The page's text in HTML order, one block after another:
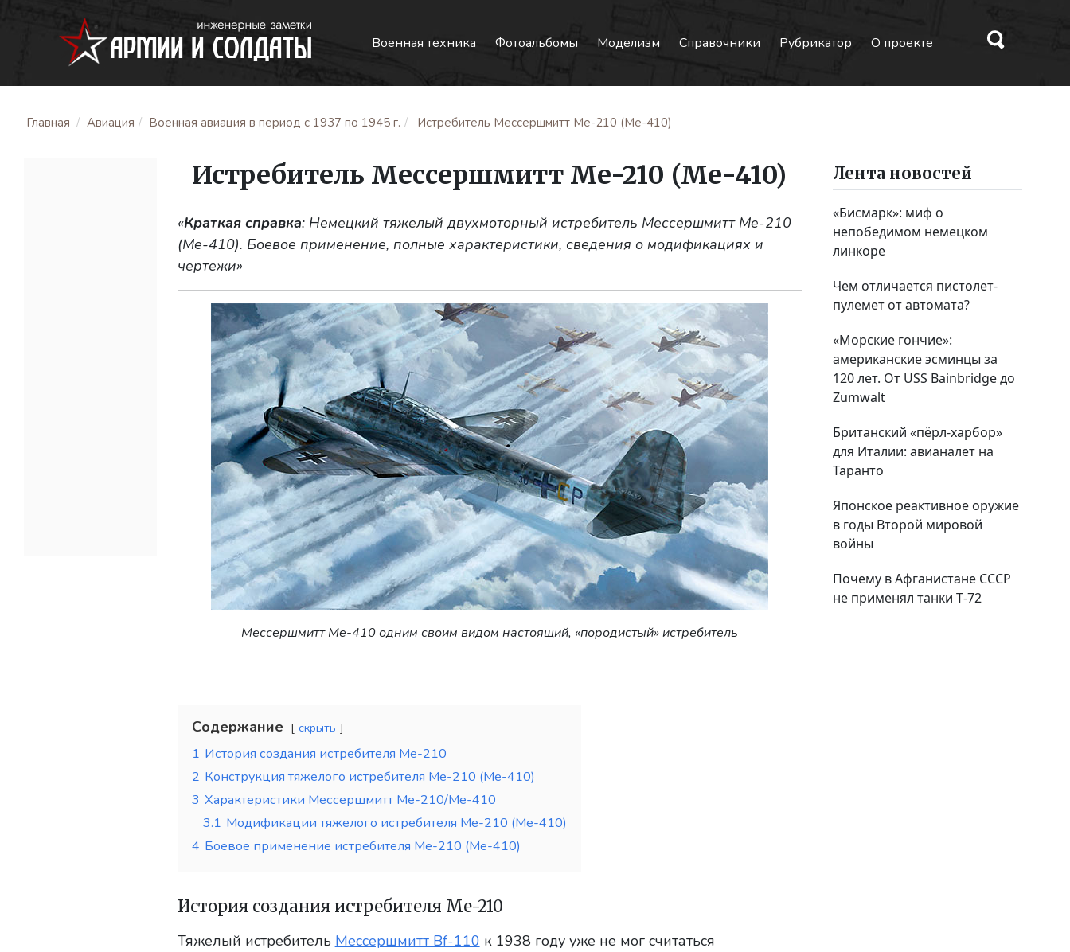
Военная техника Фотоальбомы Моделизм Справочники Рубрикатор О проекте
Главная Авиация Военная авиация в период с 1937 по 1945 г. Истребитель Мессершмитт Me-210 (Me-410)
Истребитель Мессершмитт Me-210 (Me-410)
«Краткая справка: Немецкий тяжелый двухмоторный истребитель Мессершмитт Me-210
(Me-410). Боевое применение, полные характеристики, сведения о модификациях и
чертежи»
Мессершмитт Me-410 одним своим видом настоящий, «породистый» истребитель
Содержание скрыть
1 История создания истребителя Me-210
2 Конструкция тяжелого истребителя Me-210 (Me-410)
3 Характеристики Мессершмитт Me-210/Me-410
3.1 Модификации тяжелого истребителя Me-210 (Me-410)
4 Боевое применение истребителя Me-210 (Me-410)
История создания истребителя Me-210
Тяжелый истребитель Мессершмитт Bf-110 к 1938 году уже не мог считаться
Лента новостей
«Бисмарк»: миф о
непобедимом немецком
линкоре
Чем отличается пистолет-
пулемет от автомата?
«Морские гончие»:
американские эсминцы за
120 лет. От USS Bainbridge до
Zumwalt
Британский «пёрл-харбор»
для Италии: авианалет на
Таранто
Японское реактивное оружие
в годы Второй мировой
войны
Почему в Афганистане СССР
не применял танки Т‑72